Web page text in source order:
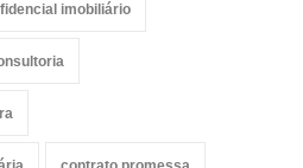
imobiliário